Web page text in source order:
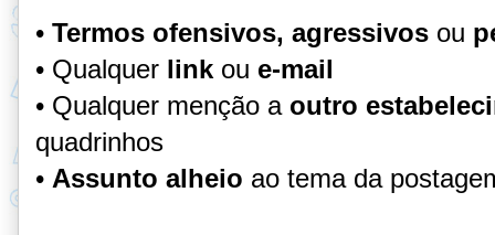
• Termos ofensivos, agressivos ou
• Qualquer link ou e-mail
• Qualquer menção a outro
quadrinhos
• Assunto alheio ao tema da